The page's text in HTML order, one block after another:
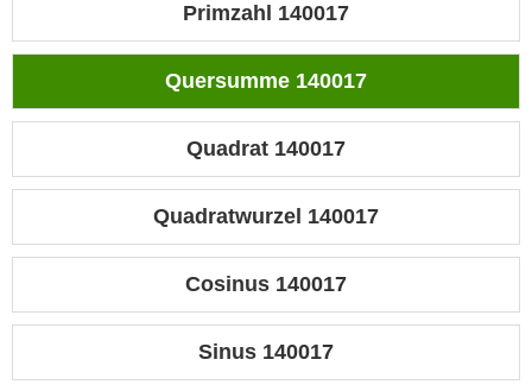
Primzahl 140017
Quersumme 140017
Quadrat 140017
Quadratwurzel 140017
Cosinus 140017
Sinus 140017